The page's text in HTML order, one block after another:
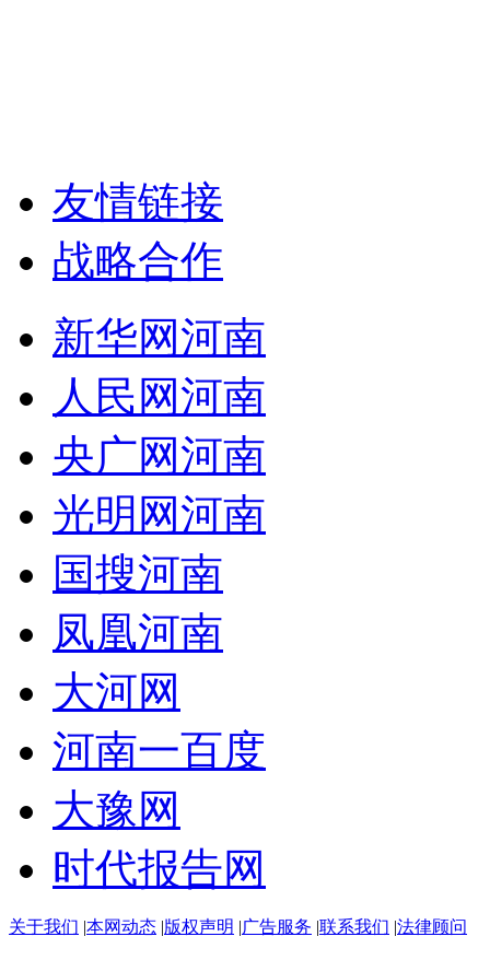
友情链接
战略合作
新华网河南
人民网河南
央广网河南
光明网河南
国搜河南
凤凰河南
大河网
河南一百度
大豫网
时代报告网
关于我们 |本网动态 |版权声明 |广告服务 |联系我们 |法律顾问